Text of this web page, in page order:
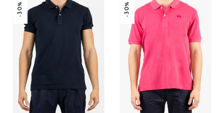
-30% -30%